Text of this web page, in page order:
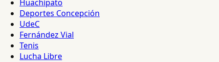
Huachipato
Deportes Concepción
UdeC
Fernández Vial
Tenis
Lucha Libre